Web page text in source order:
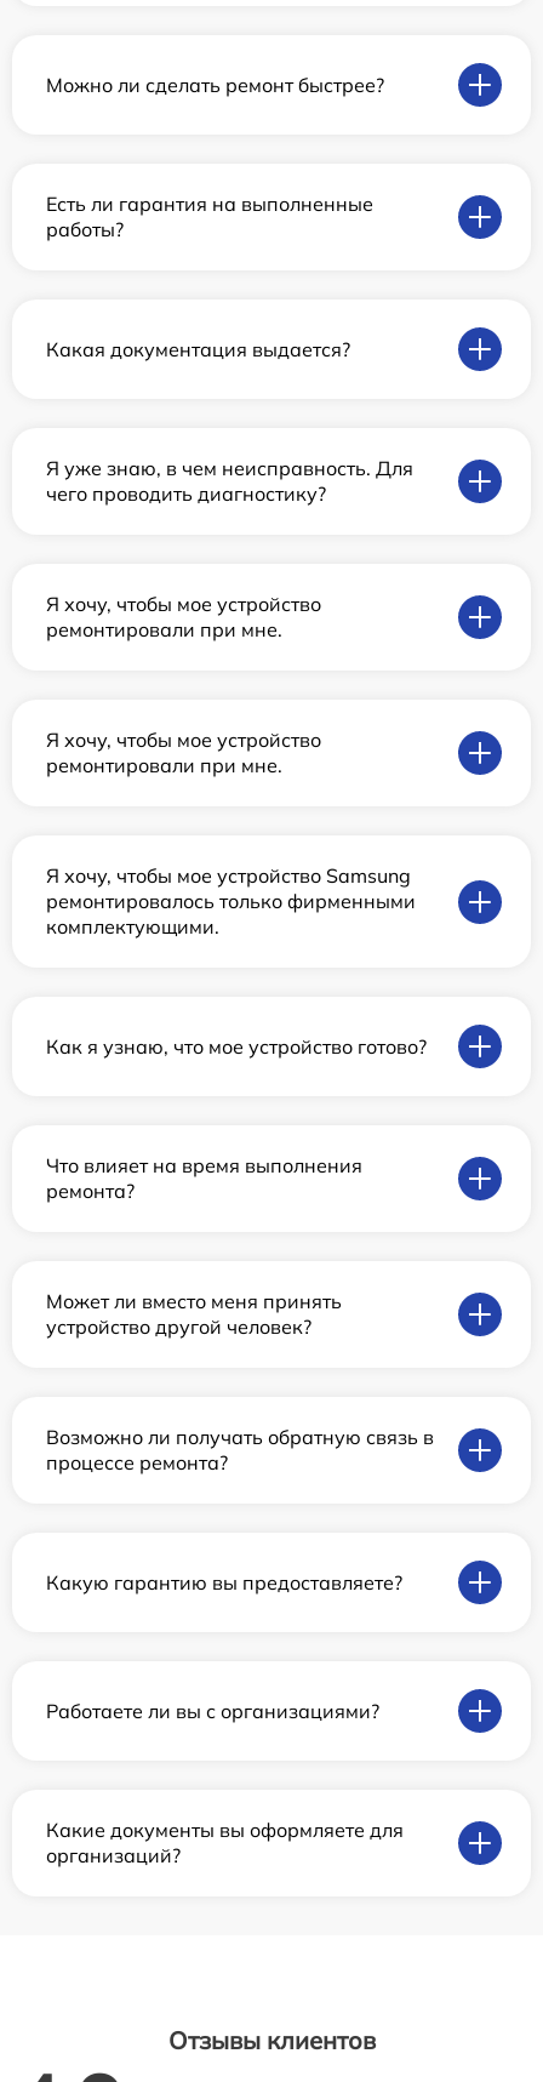
Можно ли сделать ремонт быстрее?
Есть ли гарантия на выполненные
работы?
Какая документация выдается?
Я уже знаю, в чем неисправность. Для
чего проводить диагностику?
Я хочу, чтобы мое устройство
ремонтировали при мне.
Я хочу, чтобы мое устройство
ремонтировали при мне.
Я хочу, чтобы мое устройство Samsung
ремонтировалось только фирменными
комплектующими.
Как я узнаю, что мое устройство готово?
Что влияет на время выполнения
ремонта?
Может ли вместо меня принять
устройство другой человек?
Возможно ли получать обратную связь в
процессе ремонта?
Какую гарантию вы предоставляете?
Работаете ли вы с организациями?
Какие документы вы оформляете для
организаций?
Отзывы клиентов